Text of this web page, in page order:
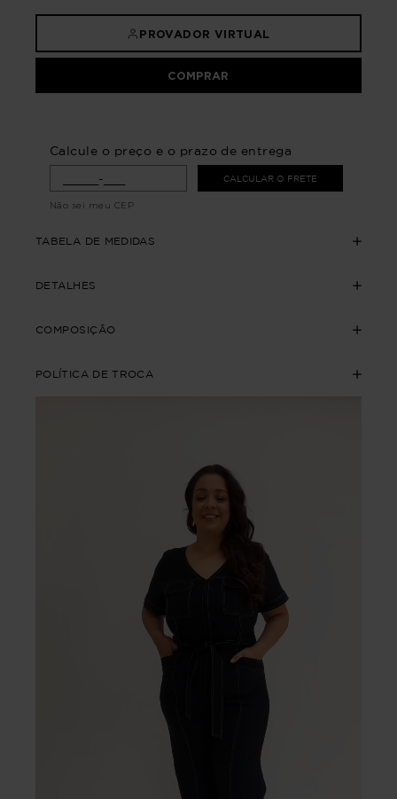
PROVADOR VIRTUAL
COMPRAR
Calcule o preço e o prazo de entrega
CALCULAR O FRETE
Não sei meu CEP
TABELA DE MEDIDAS
DETALHES
COMPOSIÇÃO
POLÍTICA DE TROCA